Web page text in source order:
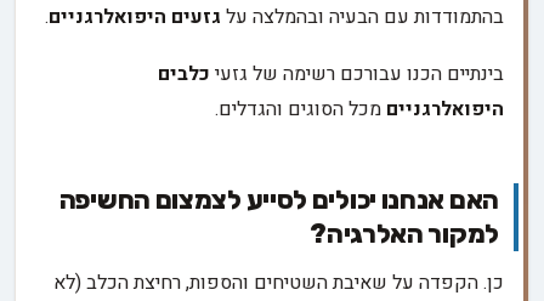
בהתמודדות עם הבעיה ובהמלצה על גזעים היפואלרגניים.
בינתיים הכנו עבורכם רשימה של גזעי כלבים
היפואלרגניים מכל הסוגים והגדלים.
האם אנחנו יכולים לסייע לצמצום החשיפה
למקור האלרגיה?
כן. הקפדה על שאיבת השטיחים והספות, רחיצת הכלב (לא